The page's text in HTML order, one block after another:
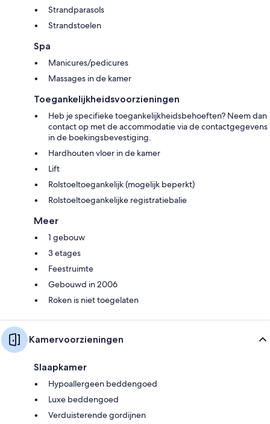
Strandparasols
Strandstoelen
Spa
Manicures/pedicures
Massages in de kamer
Toegankelijkheidsvoorzieningen
Heb je specifieke toegankelijkheidsbehoeften? Neem dan
contact op met de accommodatie via de contactgegevens
in de boekingsbevestiging.
Hardhouten vloer in de kamer
Lift
Rolstoeltoegankelijk (mogelijk beperkt)
Rolstoeltoegankelijke registratiebalie
Meer
1 gebouw
3 etages
Feestruimte
Gebouwd in 2006
Roken is niet toegelaten
Kamervoorzieningen
Slaapkamer
Hypoallergeen beddengoed
Luxe beddengoed
Verduisterende gordijnen